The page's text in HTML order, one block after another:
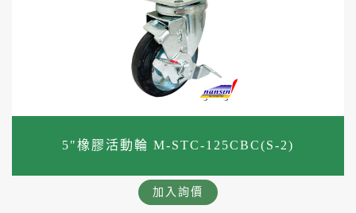
5"橡膠活動輪 M-STC-125CBC(S-2)
加入詢價